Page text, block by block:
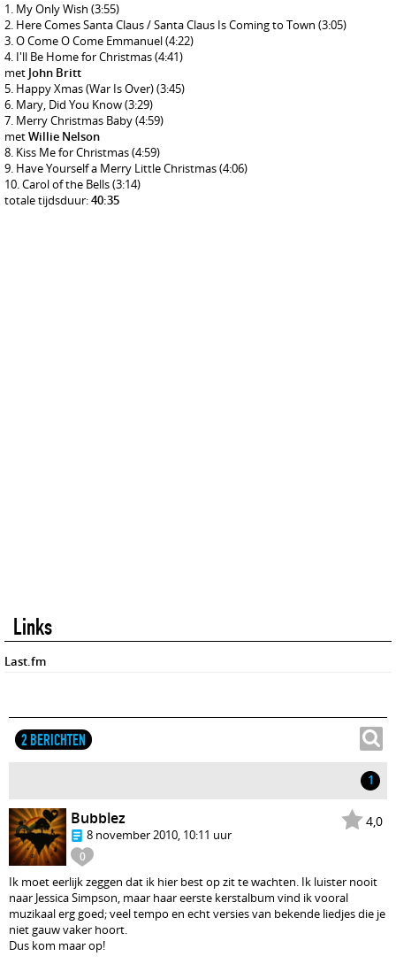
My Only Wish (3:55)
Here Comes Santa Claus / Santa Claus Is Coming to Town (3:05)
O Come O Come Emmanuel(4:22)
I'll Be Home for Christmas(4:41)
met John Britt
Happy Xmas (War Is Over)(3:45)
Mary, Did You Know(3:29)
Merry Christmas Baby(4:59)
metWillie Nelson
Kiss Me for Christmas(4:59)
Have Yourself a Merry Little Christmas(4:06)
Carol of the Bells(3:14)
totale tijdsduur:40:35
Links
Last.fm
2 BERICHTEN
1
4,0
0
Bubblez
8 november 2010, 10:11 uur
Ik moet eerlijk zeggen dat ik hier best op zit te wachten. Ik luister nooit
naar Jessica Simpson, maar haar eerste kerstalbum vind ik vooral
muzikaal erg goed; veel tempo en echt versies van bekende liedjes die je
niet gauw vaker hoort.
Dus kom maar op!